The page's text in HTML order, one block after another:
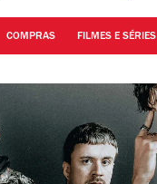
COMPRAS FILMES E SÉRIES